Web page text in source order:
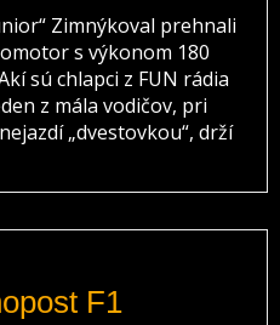
Zimnýkoval prehnali
s výkonom 180
sú chlapci z FUN rádia
z mála vodičov, pri
„dvestovkou“, drží
F1